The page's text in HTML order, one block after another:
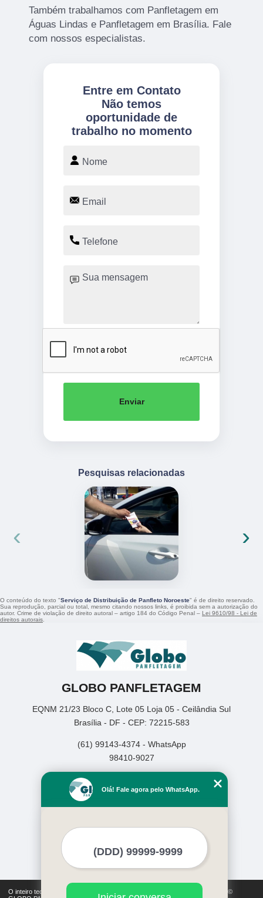
Também trabalhamos com Panfletagem em
Águas Lindas e Panfletagem em Brasília. Fale
com nossos especialistas.
Entre em Contato
Não temos
oportunidade de
trabalho no momento
Enviar
Pesquisas relacionadas
‹ ›
O conteúdo do texto "Serviço de Distribuição de Panfleto Noroeste" é de direito reservado.
Sua reprodução, parcial ou total, mesmo citando nossos links, é proibida sem a autorização do
autor. Crime de violação de direito autoral – artigo 184 do Código Penal – Lei 9610/98 - Lei de
direitos autorais.
GLOBO PANFLETAGEM
EQNM 21/23 Bloco C, Lote 05 Loja 05 - Ceilândia Sul
Brasília - DF - CEP: 72215-583
(61) 99143-4374 - WhatsApp
98410-9027
Empresa
Missão
Mapa do site
O inteiro teor deste site está sujeito à proteção de direitos autorais. Copyright©
Olá! Fale agora pelo WhatsApp.